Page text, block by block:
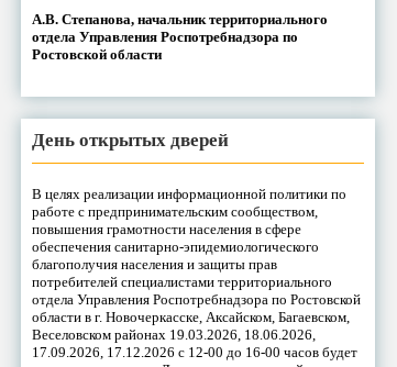
А.В. Степанова, начальник территориального
отдела Управления Роспотребнадзора по
Ростовской области
День открытых дверей
В целях реализации информационной политики по
работе с предпринимательским сообществом,
повышения грамотности населения в сфере
обеспечения санитарно-эпидемиологического
благополучия населения и защиты прав
потребителей специалистами территориального
отдела Управления Роспотребнадзора по Ростовской
области в г. Новочеркасске, Аксайском, Багаевском,
Веселовском районах 19.03.2026, 18.06.2026,
17.09.2026, 17.12.2026 с 12-00 до 16-00 часов будет